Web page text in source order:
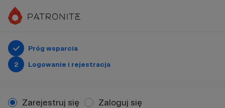
Próg wsparcia
2
Logowanie i rejestracja
Zarejestruj się Zaloguj się